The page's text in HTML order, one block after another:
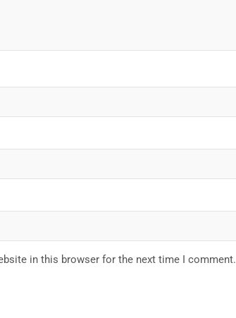
in this browser for the next time I comment.